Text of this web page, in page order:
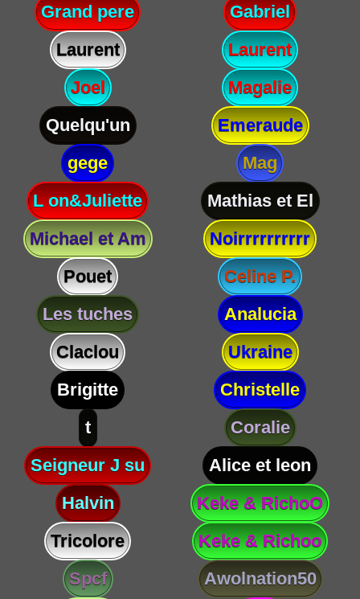
Grand pere
Gabriel
Laurent
Laurent
Joel
Magalie
Quelqu'un
Emeraude
gege
Mag
L on&Juliette
Mathias et El
Michael et Am
Noirrrrrrrrrr
Pouet
Celine P.
Les tuches
Analucia
Claclou
Ukraine
Brigitte
Christelle
t
Coralie
Seigneur J su
Alice et leon
Halvin
Keke & RichoO
Tricolore
Keke & Richoo
Spcf
Awolnation50